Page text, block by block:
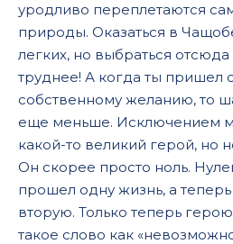
уродливо переплетаются
природы. Оказаться в
легких, но выбраться
труднее! А когда ты пришел
собственному желанию, то
еще меньше. Исключением
какой-то великий герой, но
Он скорее просто ноль.
прошел одну жизнь, а
вторую. Только теперь
такое слово как